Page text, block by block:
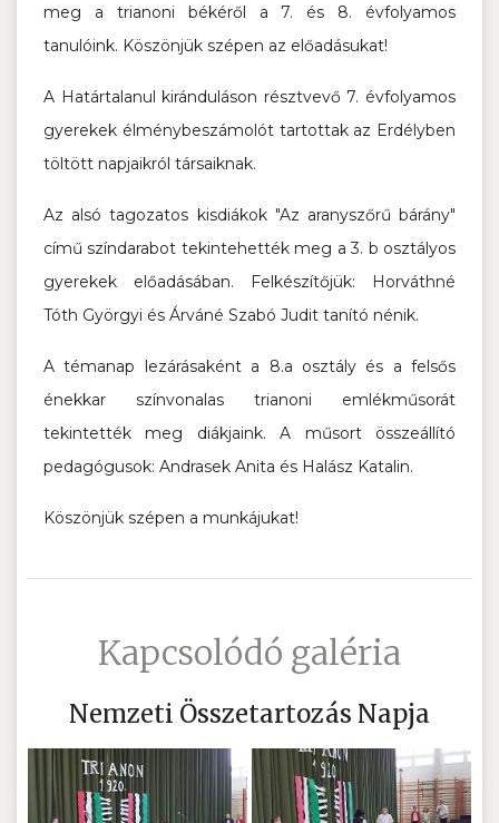
meg a trianoni békéről a 7. és 8. évfolyamos
tanulóink. Köszönjük szépen az előadásukat!
A Határtalanul kiránduláson résztvevő 7. évfolyamos
gyerekek élménybeszámolót tartottak az Erdélyben
töltött napjaikról társaiknak.
Az alsó tagozatos kisdiákok "Az aranyszőrű bárány"
című színdarabot tekintehették meg a 3. b osztályos
gyerekek előadásában. Felkészítőjük: Horváthné
Tóth Györgyi és Árváné Szabó Judit tanító nénik.
A témanap lezárásaként a 8.a osztály és a felsős
énekkar színvonalas trianoni emlékműsorát
tekintették meg diákjaink. A műsort összeállító
pedagógusok: Andrasek Anita és Halász Katalin.
Köszönjük szépen a munkájukat!
Kapcsolódó galéria
Nemzeti Összetartozás Napja